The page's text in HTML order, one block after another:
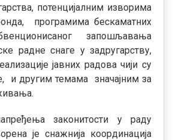
потенцијалним изворима
програмима бескаматних
запошљавања
радне снаге у задругарству,
јавних радова чији су
и другим темама значајним за
законитости у раду
је снажнија координација